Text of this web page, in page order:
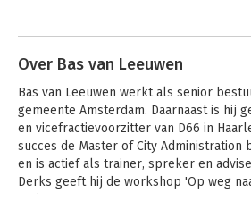
leiderschaps- en
Over Bas van Leeuwen
Bas van Leeuwen werkt als senior
gemeente Amsterdam. Daarnaast is hij
en vicefractievoorzitter van D66 in
succes de Master of City Administration
en is actief als trainer, spreker en
Derks geeft hij de workshop 'Op weg